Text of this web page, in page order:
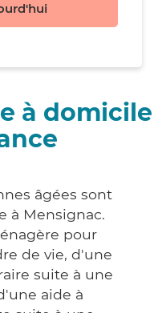
à domicile
âgées sont
à Mensignac.
pour
de vie, d'une
suite à une
aide à